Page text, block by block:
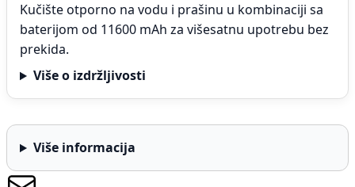
Kučište otporno na vodu i prašinu u kombinaciji sa
baterijom od 11600 mAh za višesatnu upotrebu bez
prekida.
Više o izdržljivosti
Više informacija